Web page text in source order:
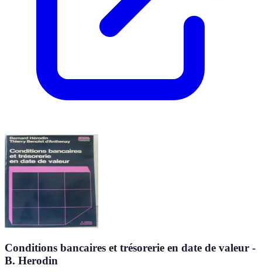
Conditions bancaires et trésorerie en date de valeur -
B. Herodin